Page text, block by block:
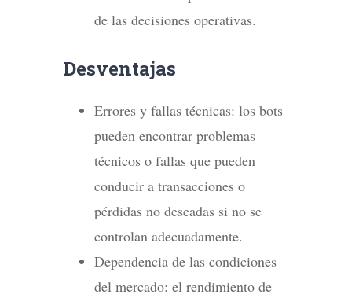
de las decisiones operativas.
Desventajas
Errores y fallas técnicas: los bots
pueden encontrar problemas
técnicos o fallas que pueden
conducir a transacciones o
pérdidas no deseadas si no se
controlan adecuadamente.
Dependencia de las condiciones
del mercado: el rendimiento de